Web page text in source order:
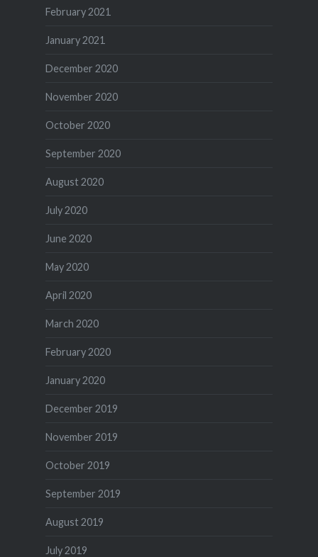
February 2021
January 2021
December 2020
November 2020
October 2020
September 2020
August 2020
July 2020
June 2020
May 2020
April 2020
March 2020
February 2020
January 2020
December 2019
November 2019
October 2019
September 2019
August 2019
July 2019